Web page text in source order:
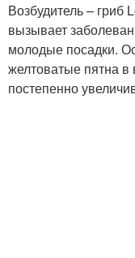
Возбудитель – гриб
вызывает
молодые посадки.
желтоватые пятна в
постепенно